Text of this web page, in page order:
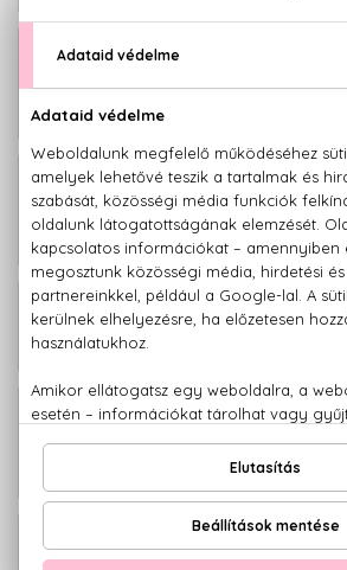
szerkezetű nappali
Lavender Clouds
szerkezetű éjszakai nyugtató
Lavender Clouds Hidratáló
Lavender Clouds Hidrogél